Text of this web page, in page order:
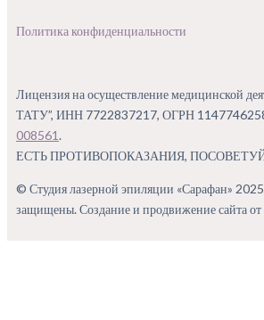
Лицензия на осуществление медицинской
ТАТУ”, ИНН 7722837217, ОГРН
008561.
ЕСТЬ ПРОТИВОПОКАЗАНИЯ,
© Студия лазерной эпиляции «Сарафан»
защищены. Создание и продвижение сайта от
Политика конфиденциальности